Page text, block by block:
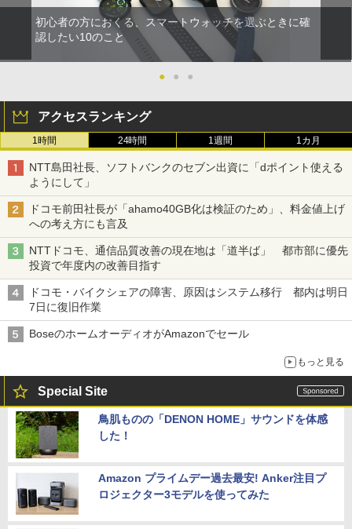
初心者の方におくる、スマートウォッチを選ぶときに確
認したい10のこと
● ● ●
アクセスランキング
1時間 24時間 1週間 1カ月
NTT島田社長、ソフトバンクのセブン出資に「dポイント使える
ようにして」
ドコモ前田社長が「ahamo40GB化は検証のため」、料金値上げ
への考え方にも言及
NTTドコモ、通信品質改善の現在地は「道半ば」 都市部に優先
投資で年度内の改善目指す
ドコモ・バイクシェアの障害、原因はシステム移行 都内は明日
7日に復旧作業
BoseのホームオーディオがAmazonでセール
もっと見る
Special Site
鳥肌ものの「DENON HOME」サウンドを体感
した！
Amazon プライムデー過去最安! Anker注目プ
ロジェクター3モデルを使ってみた